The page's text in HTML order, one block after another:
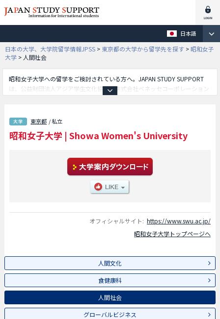
日本語
日本の大学、大学院留学情報JPSS > 東京都の大学から留学先を探す >昭和女子
大学 > 人間社会
昭和女子大学への留学をご検討されている方へ。JAPAN STUDY SUPPORT
は、公益財団法人アジア学生文化協会と株式会社ベネッセコーポレーション
や国際学部や総合情報学部や環境デザイン学部等、学部別の詳細情報も掲載
していますので、昭和女子大学に関する留学情報をお探しの方は是非ご利用
下さい。その他、外国人留学生募集をしている約1,300校の大学・大学院・
東京都 / 私立
昭和女子大学 | Showa Women's University
オフィシャルサイト: https://www.swu.ac.jp/
昭和女子大学トップページへ
人間文化
食健康科
人間社会
グローバルビジネス